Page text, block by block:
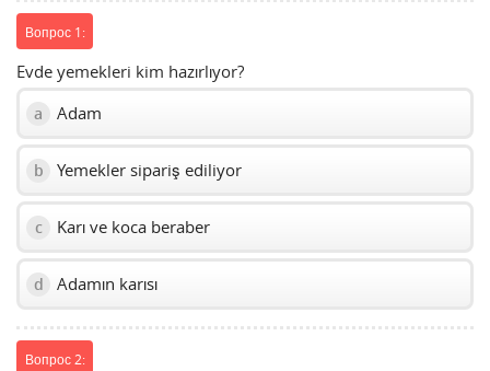
Вопрос 1:
Evde yemekleri kim hazırlıyor?
a Adam
b Yemekler sipariş ediliyor
c Karı ve koca beraber
d Adamın karısı
Вопрос 2: